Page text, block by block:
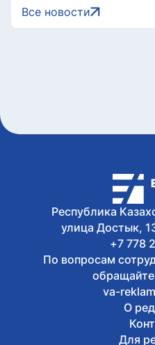
Казахстане
узком
6 августа,
В Астане 9
дорог из-за
Jenımpazy
Все новости
Республика
улица Достык,
+7 778
По вопросам
va-
О
Для